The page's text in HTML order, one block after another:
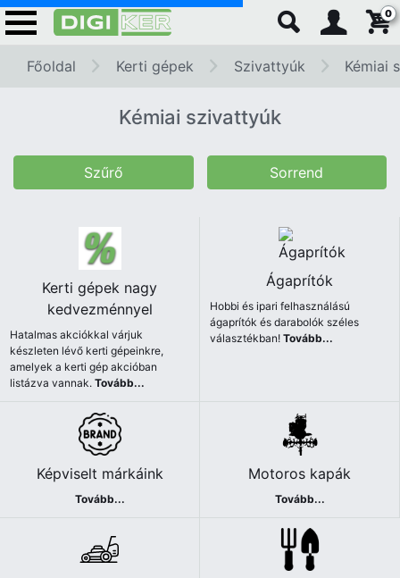
0
Főoldal Kerti gépek Szivattyúk Kémiai
Kémiai szivattyúk
Szűrő Sorrend
Kerti gépek nagy
kedvezménnyel
Hatalmas akciókkal várjuk
készleten lévő kerti gépeinkre,
amelyek a kerti gép akcióban
listázva vannak.Tovább...
Ágaprítók
Hobbi és ipari felhasználású
ágaprítók és darabolók széles
választékban!Tovább...
Képviselt márkáink
Tovább...
Motoros kapák
Tovább...